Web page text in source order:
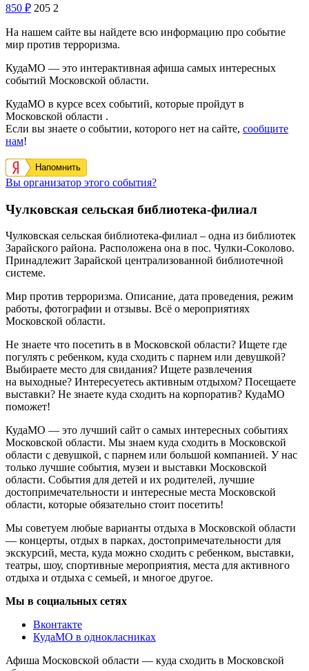
850 ₽ 205 2
На нашем сайте вы найдете всю информацию про событие
мир против терроризма.
КудаМО — это интерактивная афиша самых интересных
событий Московской области.
КудаМО в курсе всех событий, которые пройдут в
Московской области .
Если вы знаете о событии, которого нет на сайте, сообщите
нам!
Напомнить
Вы организатор этого события?
Чулковская сельская библиотека-филиал
Чулковская сельская библиотека-филиал – одна из библиотек
Зарайского района. Расположена она в пос. Чулки-Соколово.
Принадлежит Зарайской централизованной библиотечной
системе.
Мир против терроризма. Описание, дата проведения, режим
работы, фотографии и отзывы. Всё о мероприятиях
Московской области.
Не знаете что посетить в в Московской области? Ищете где
погулять с ребенком, куда сходить с парнем или девушкой?
Выбираете место для свидания? Ищете развлечения
на выходные? Интересуетесь активным отдыхом? Посещаете
выставки? Не знаете куда сходить на корпоратив? КудаМО
поможет!
КудаМО — это лучший сайт о самых интересных событиях
Московской области. Мы знаем куда сходить в Московской
области с девушкой, с парнем или большой компанией. У нас
только лучшие события, музеи и выставки Московской
области. События для детей и их родителей, лучшие
достопримечательности и интересные места Московской
области, которые обязательно стоит посетить!
Мы советуем любые варианты отдыха в Московской области
— концерты, отдых в парках, достопримечательности для
экскурсий, места, куда можно сходить с ребенком, выставки,
театры, шоу, спортивные мероприятия, места для активного
отдыха и отдыха с семьей, и многое другое.
Мы в социальных сетях
Вконтакте
КудаМО в однокласниках
Афиша Московской области — куда сходить в Московской